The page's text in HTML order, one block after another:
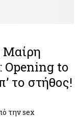
Μαίρη
Opening to
το στήθος!
την sex